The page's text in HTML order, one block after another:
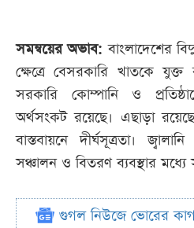
সমন্বয়ের অভাব:বাংলাদেশের
ক্ষেত্রে বেসরকারি খাতকে যুক্ত
সরকারি কোম্পানি ও
অর্থসংকট রয়েছে। এছাড়া
বাস্তবায়নে দীর্ঘসূত্রতা।
সঞ্চালন ও বিতরণ ব্যবস্থার মধ্যে
গুগল নিউজে ভোরের